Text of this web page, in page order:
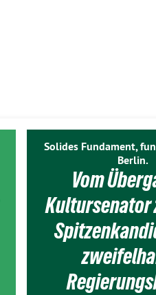
Solides Fundament,
Berlin.
Vom
Kultursenator